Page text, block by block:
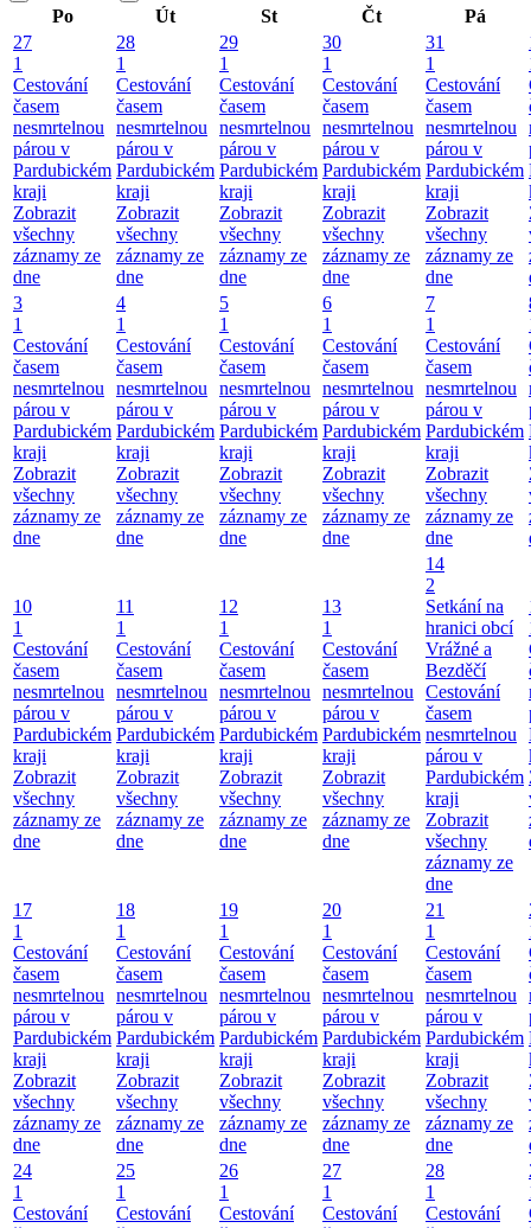
Po
Út St Čt
Pá
27
1
Cestování
časem
nesmrtelnou
párou v
Pardubickém
kraji
Zobrazit
všechny
záznamy ze
dne
28
1
Cestování
časem
nesmrtelnou
párou v
Pardubickém
kraji
Zobrazit
všechny
záznamy ze
dne
29
1
Cestování
časem
nesmrtelnou
párou v
Pardubickém
kraji
Zobrazit
všechny
záznamy ze
dne
30
1
Cestování
časem
nesmrtelnou
párou v
Pardubickém
kraji
Zobrazit
všechny
záznamy ze
dne
31
1
Cestování
časem
nesmrtelnou
párou v
Pardubickém
kraji
Zobrazit
všechny
záznamy ze
dne
3
1
Cestování
časem
nesmrtelnou
párou v
Pardubickém
kraji
Zobrazit
všechny
záznamy ze
dne
4
1
Cestování
časem
nesmrtelnou
párou v
Pardubickém
kraji
Zobrazit
všechny
záznamy ze
dne
5
1
Cestování
časem
nesmrtelnou
párou v
Pardubickém
kraji
Zobrazit
všechny
záznamy ze
dne
6
1
Cestování
časem
nesmrtelnou
párou v
Pardubickém
kraji
Zobrazit
všechny
záznamy ze
dne
7
1
Cestování
časem
nesmrtelnou
párou v
Pardubickém
kraji
Zobrazit
všechny
záznamy ze
dne
10
1
Cestování
časem
nesmrtelnou
párou v
Pardubickém
kraji
Zobrazit
všechny
záznamy ze
dne
11
1
Cestování
časem
nesmrtelnou
párou v
Pardubickém
kraji
Zobrazit
všechny
záznamy ze
dne
12
1
Cestování
časem
nesmrtelnou
párou v
Pardubickém
kraji
Zobrazit
všechny
záznamy ze
dne
13
1
Cestování
časem
nesmrtelnou
párou v
Pardubickém
kraji
Zobrazit
všechny
záznamy ze
dne
14
2
Setkání na
hranici obcí
Vrážné a
Bezděčí
Cestování
časem
nesmrtelnou
párou v
Pardubickém
kraji
Zobrazit
všechny
záznamy ze
dne
17
1
Cestování
časem
nesmrtelnou
párou v
Pardubickém
kraji
Zobrazit
všechny
záznamy ze
dne
18
1
Cestování
časem
nesmrtelnou
párou v
Pardubickém
kraji
Zobrazit
všechny
záznamy ze
dne
19
1
Cestování
časem
nesmrtelnou
párou v
Pardubickém
kraji
Zobrazit
všechny
záznamy ze
dne
20
1
Cestování
časem
nesmrtelnou
párou v
Pardubickém
kraji
Zobrazit
všechny
záznamy ze
dne
21
1
Cestování
časem
nesmrtelnou
párou v
Pardubickém
kraji
Zobrazit
všechny
záznamy ze
dne
24
1
Cestování
25
1
Cestování
26
1
Cestování
27
1
Cestování
28
1
Cestování